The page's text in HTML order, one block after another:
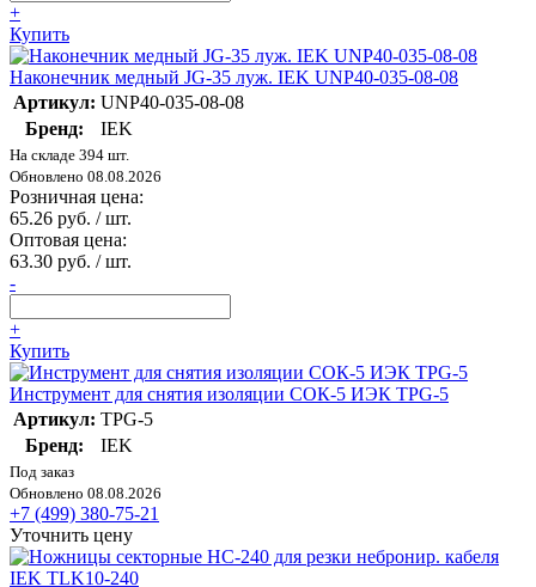
+
Купить
Наконечник медный JG-35 луж. IEK UNP40-035-08-08
Артикул: UNP40-035-08-08
Бренд:
IEK
На складе 394 шт.
Обновлено 08.08.2026
Розничная цена:
65.26 руб. / шт.
Оптовая цена:
63.30 руб. / шт.
-
+
Купить
Инструмент для снятия изоляции СОК-5 ИЭК TPG-5
Артикул: TPG-5
Бренд:
IEK
Под заказ
Обновлено 08.08.2026
+7 (499) 380-75-21
Уточнить цену